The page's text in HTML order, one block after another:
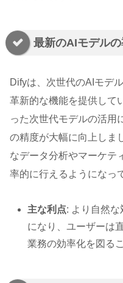
最新のAIモデル
Difyは、次世代のAIモデ
革新的な機能を提供して
った次世代モデルの活用
の精度が大幅に向上しま
なデータ分析やマーケテ
率的に行えるようになっ
主な利点: より自然
になり、ユーザーは
業務の効率化を図る